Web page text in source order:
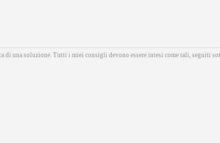
una soluzione. Tutti i miei consigli devono essere intesi come tali, seguiti